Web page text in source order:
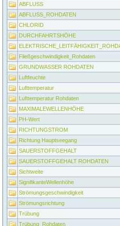
ABFLUSS
ABFLUSS_ROHDATEN
CHLORID
DURCHFAHRTSHÖHE
Fließgeschwindigkeit_Rohdaten
GRUNDWASSER ROHDATEN
Luftfeuchte
Lufttemperatur
Lufttemperatur Rohdaten
MAXIMALEWELLENHÖHE
PH-Wert
RICHTUNGSTROM
Richtung Hauptseegang
SAUERSTOFFGEHALT
SAUERSTOFFGEHALT ROHDATEN
Sichtweite
SignifikanteWellenhöhe
Strömungsgeschwindigkeit
Strömungsrichtung
Trübung
Trübung_Rohdaten